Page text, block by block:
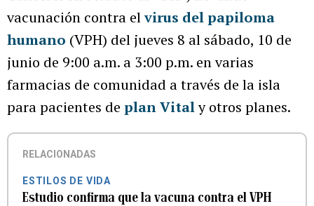
vacunación contra elvirus del papiloma
humano (VPH) del jueves 8 al sábado, 10 de
junio de 9:00 a.m. a 3:00 p.m. en varias
farmacias de comunidad a través de la isla
para pacientes de plan Vitaly otros planes.
RELACIONADAS
ESTILOS DE VIDA
Estudio confirma que la vacuna contra el VPH